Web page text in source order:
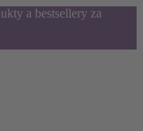
a bestsellery za